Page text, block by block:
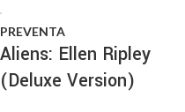
PREVENTA
Aliens: Ellen Ripley
(Deluxe Version)